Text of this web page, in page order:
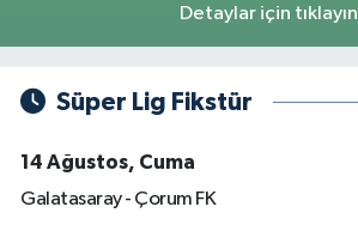
Detaylar için tıklayın
Süper Lig Fikstür
14 Ağustos, Cuma
Galatasaray - Çorum FK